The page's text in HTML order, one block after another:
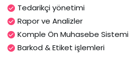
Tedarikçi yönetimi
Rapor ve Analizler
Komple Ön Muhasebe Sistemi
Barkod & Etiket işlemleri